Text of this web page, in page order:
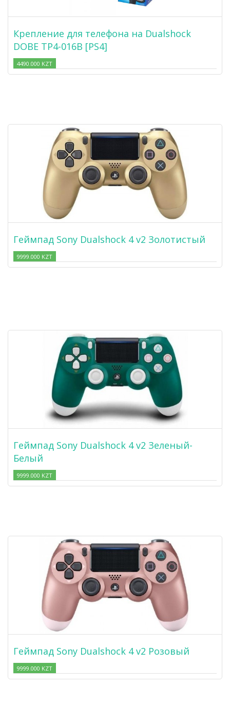
Крепление для телефона на Dualshock
DOBE TP4-016B [PS4]
4490.000 KZT
Геймпад Sony Dualshock 4 v2 Золотистый
9999.000 KZT
Геймпад Sony Dualshock 4 v2 Зеленый-
Белый
9999.000 KZT
Геймпад Sony Dualshock 4 v2 Розовый
9999.000 KZT